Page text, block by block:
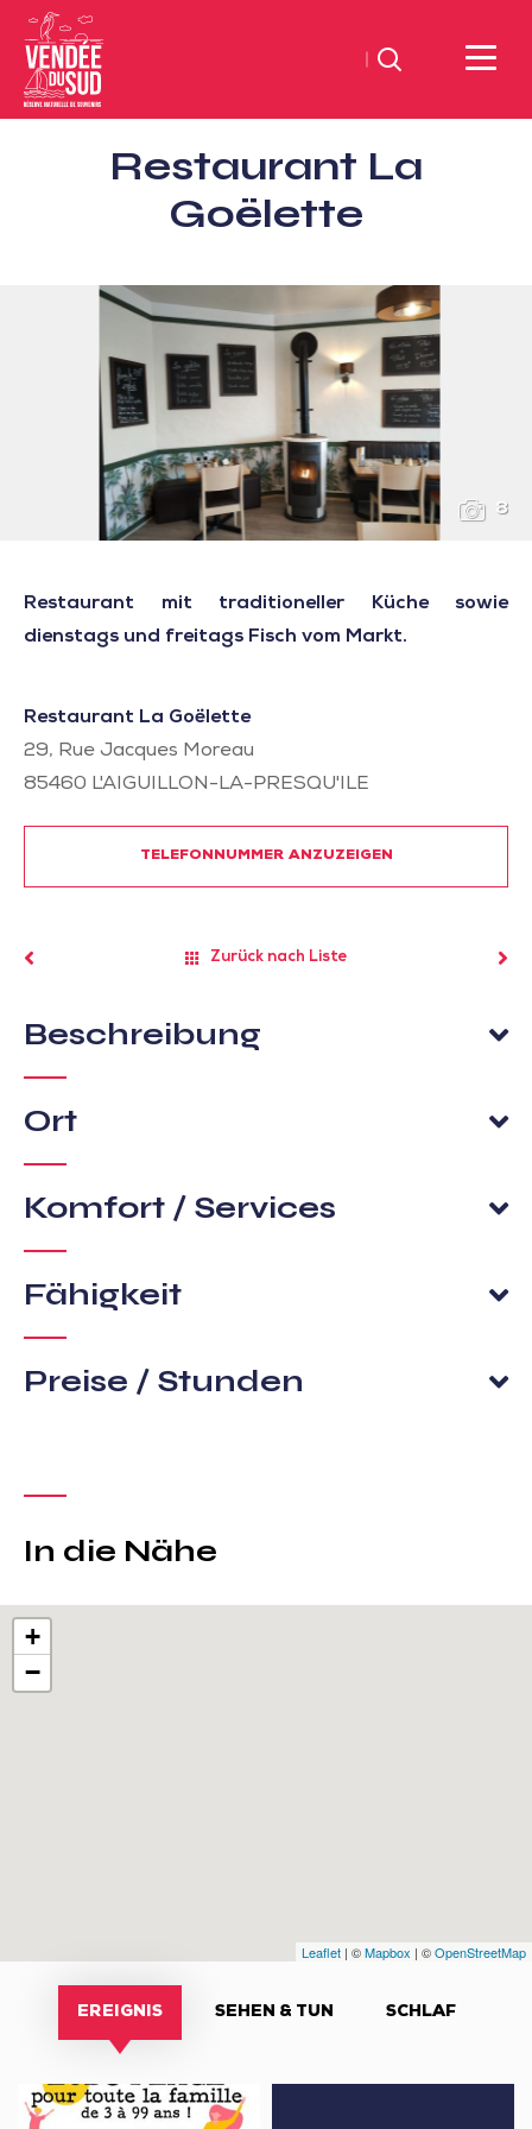
Sud
Suchen
Restaurant La
Goëlette
8
Restaurant mit traditioneller Küche sowie
dienstags und freitags Fisch vom Markt.
Restaurant La Goëlette
29, Rue Jacques Moreau
85460 L'AIGUILLON-LA-PRESQU'ILE
TELEFONNUMMER ANZUZEIGEN
Zurück nach Liste
Beschreibung
Ort
Komfort / Services
Fähigkeit
Preise / Stunden
In die Nähe
+
−
Leaflet | ©Mapbox | ©OpenStreetMap
EREIGNIS SEHEN & TUN SCHLAF
Ludo